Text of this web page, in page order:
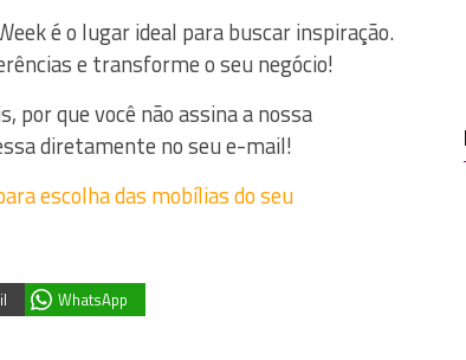
é o lugar ideal para buscar inspiração.
e transforme o seu negócio!
por que você não assina a nossa
diretamente no seu e-mail!
WhatsApp